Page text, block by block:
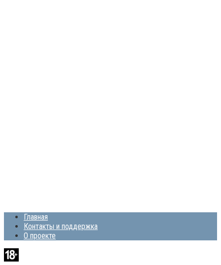
Главная
Контакты и поддержка
О проекте